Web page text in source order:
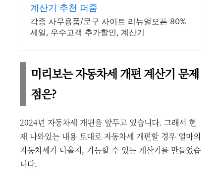
계산기 추천 퍼줌
각종 사무용품/문구 사이트 리뉴얼오픈 80%
세일, 우수고객 추가할인, 계산기
미리보는 자동차세 개편 계산기 문제
점은?
2024년 자동차세 개편을 앞두고 있습니다. 그래서 현
재 나와있는 내용 토대로 자동차세 개편할 경우 얼마의
자동차세가 나올지, 가늠할 수 있는 계산기를 만들었습
니다.